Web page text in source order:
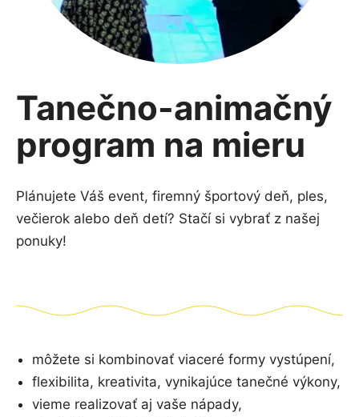
Tanečno-animačný
program na mieru
Plánujete Váš event, firemný športový deň, ples,
večierok alebo deň detí? Stačí si vybrať z našej
ponuky!
môžete si kombinovať viaceré formy vystúpení,
flexibilita, kreativita, vynikajúce tanečné výkony,
vieme realizovať aj vaše nápady,